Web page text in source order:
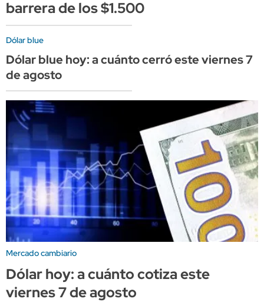
barrera de los $1.500
Dólar blue
Dólar blue hoy: a cuánto cerró este viernes 7
de agosto
Mercado cambiario
Dólar hoy: a cuánto cotiza este
viernes 7 de agosto